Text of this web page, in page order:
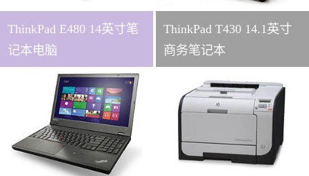
ThinkPad E480 14英寸笔
记本电脑
ThinkPad T430 14.1英寸
商务笔记本